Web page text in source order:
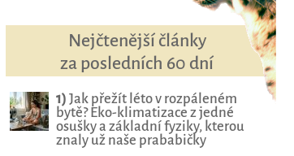
Nejčtenější články
za posledních 60 dní
1) Jak přežít léto v rozpáleném
bytě? Eko-klimatizace z jedné
osušky a základní fyziky, kterou
znaly už naše prababičky